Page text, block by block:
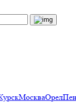
МоскваОрел